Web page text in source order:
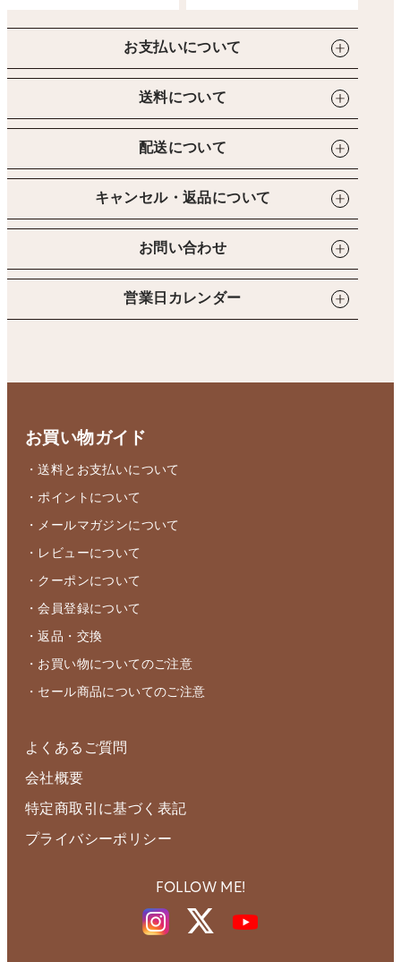
お支払いについて
送料について
配送について
キャンセル・返品について
お問い合わせ
営業日カレンダー
お買い物ガイド
・送料とお支払いについて
・ポイントについて
・メールマガジンについて
・レビューについて
・クーポンについて
・会員登録について
・返品・交換
・お買い物についてのご注意
・セール商品についてのご注意
よくあるご質問
会社概要
特定商取引に基づく表記
プライバシーポリシー
FOLLOW ME!